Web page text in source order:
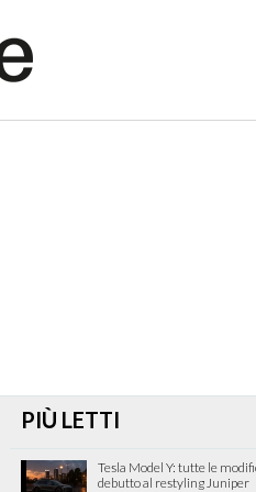
PIÙ LETTI
Tesla Model Y: tutte le
debutto al restyling Juniper